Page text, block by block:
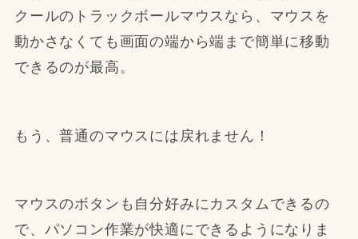
クールのトラックボールマウスなら、マウスを
動かさなくても画面の端から端まで簡単に移動
できるのが最高。
もう、普通のマウスには戻れません！
マウスのボタンも自分好みにカスタムできるの
で、パソコン作業が快適にできるようになりま